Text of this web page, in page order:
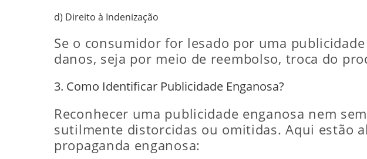
d) Direito à Indenização
Se o consumidor for lesado por uma
danos, seja por meio de reembolso, troca do
3. Como Identificar Publicidade Enganosa?
Reconhecer uma publicidade enganosa nem
sutilmente distorcidas ou omitidas. Aqui estão
propaganda enganosa: